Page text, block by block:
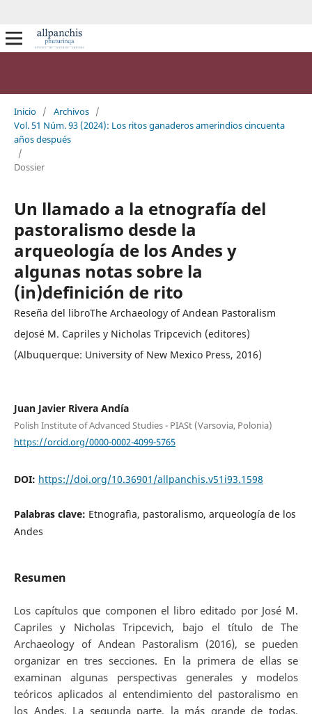
Inicio / Archivos /
Vol. 51 Núm. 93 (2024): Los ritos ganaderos amerindios cincuenta
años después
/
Dossier
Un llamado a la etnografía del
pastoralismo desde la
arqueología de los Andes y
algunas notas sobre la
(in)definición de rito
Reseña del libroThe Archaeology of Andean Pastoralism
deJosé M. Capriles y Nicholas Tripcevich (editores)
(Albuquerque: University of New Mexico Press, 2016)
Juan Javier Rivera Andía
Polish Institute of Advanced Studies - PIASt (Varsovia, Polonia)
https://orcid.org/0000-0002-4099-5765
DOI: https://doi.org/10.36901/allpanchis.v51i93.1598
Palabras clave: Etnografìa, pastoralismo, arqueología de los
Andes
Resumen
Los capítulos que componen el libro editado por José M.
Capriles y Nicholas Tripcevich, bajo el título de The
Archaeology of Andean Pastoralism (2016), se pueden
organizar en tres secciones. En la primera de ellas se
examinan algunas perspectivas generales y modelos
teóricos aplicados al entendimiento del pastoralismo en
los Andes. La segunda parte, la más grande de todas,